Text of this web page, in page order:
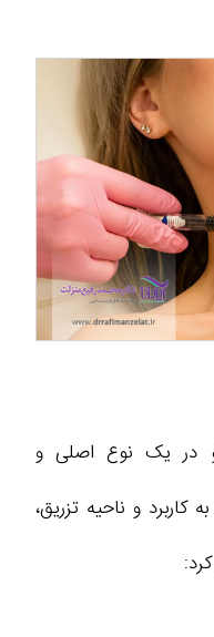
در یک نوع اصلی و
کاربرد و ناحیه تزریق،